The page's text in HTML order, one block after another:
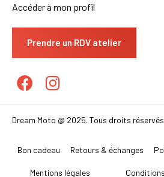
Accéder à mon profil
Prendre un RDV atelier
Dream Moto @ 2025. Tous droits réservés
Bon cadeau Retours & échanges
Mentions légales